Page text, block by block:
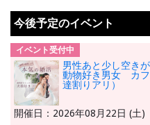
今後予定のイベント
イベント受付中
男性あと少し空き
動物好き男女 カ
達割りアリ）
開催日：2026年08月22日 (土)